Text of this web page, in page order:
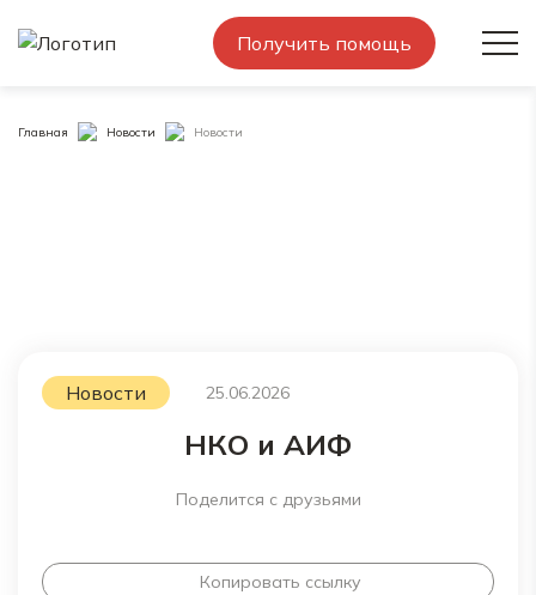
Получить помощь
Главная Новости Новости
Новости 25.06.2026
НКО и АИФ
Поделится с друзьями
Копировать ссылку